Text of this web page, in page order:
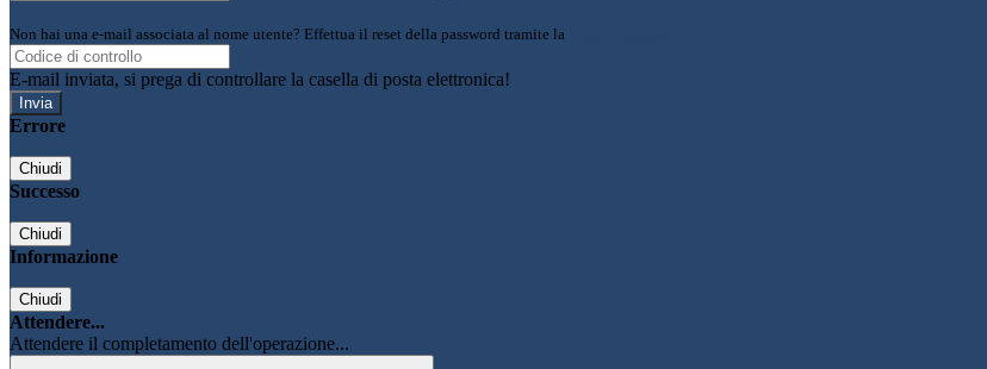
Non hai una e-mail associata al nome utente? Effettua il reset della password tramite la
E-mail inviata, si prega di controllare la casella di posta elettronica!
Errore
Chiudi
Successo
Chiudi
Informazione
Chiudi
Attendere...
Attendere il completamento dell'operazione...